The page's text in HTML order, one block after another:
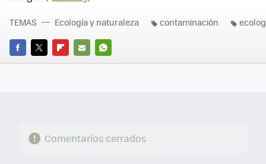
FACEBOOK
TWITTERFLIPBOARD
E-
WHATSAPP
TEMAS Ecología y naturaleza contaminación
Comentarios cerrados